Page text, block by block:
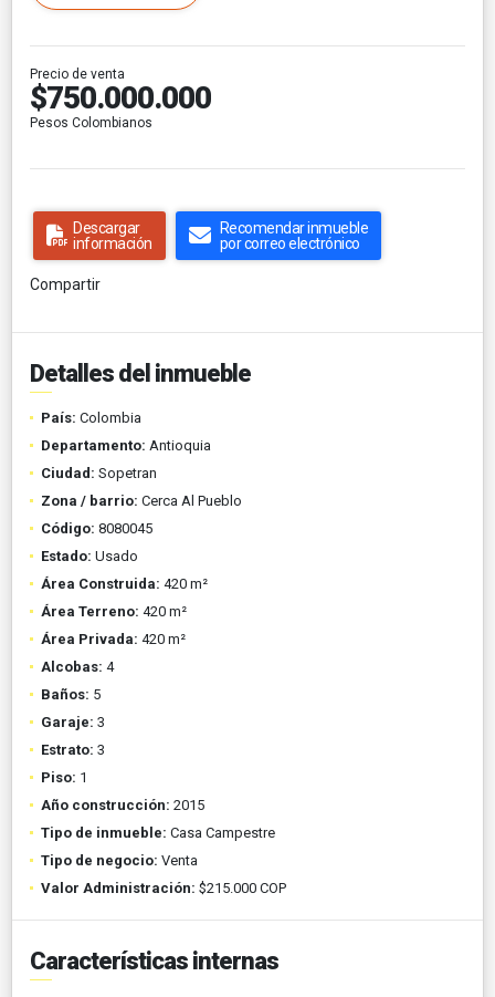
Precio de venta
$750.000.000
Pesos Colombianos
Descargar
información
Recomendar inmueble
por correo electrónico
Compartir
Detalles del inmueble
País: Colombia
Departamento: Antioquia
Ciudad: Sopetran
Zona / barrio: Cerca Al Pueblo
Código: 8080045
Estado: Usado
Área Construida: 420 m²
Área Terreno: 420 m²
Área Privada: 420 m²
Alcobas: 4
Baños: 5
Garaje: 3
Estrato: 3
Piso: 1
Año construcción: 2015
Tipo de inmueble: Casa Campestre
Tipo de negocio: Venta
Valor Administración: $215.000 COP
Características internas